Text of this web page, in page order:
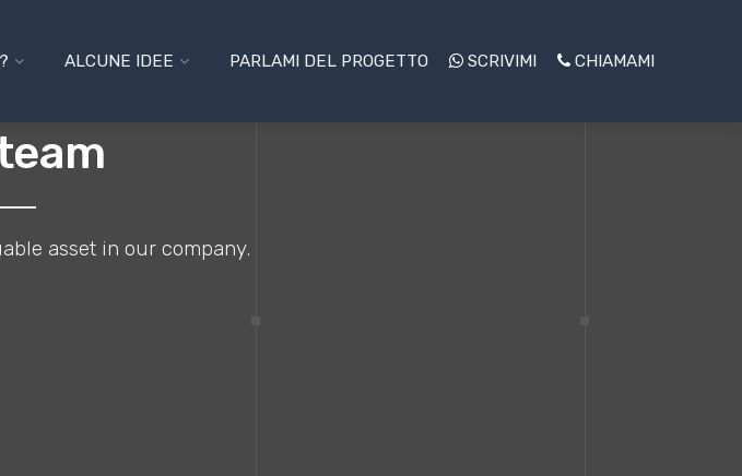
ALCUNE IDEE PARLAMI DEL PROGETTO SCRIVIMI CHIAMAMI
asset in our company.